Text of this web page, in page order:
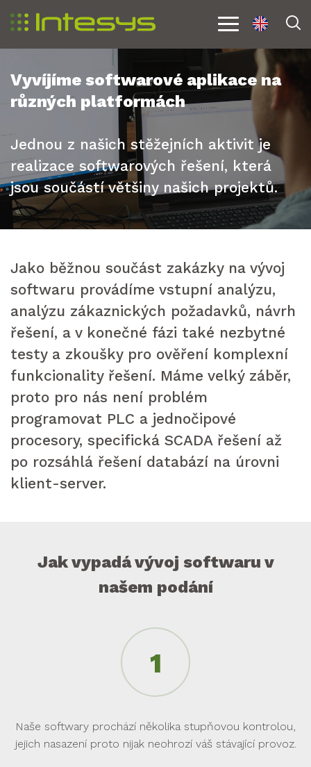
Menu
Vyvíjíme softwarové aplikace na
různých platformách
Jednou z našich stěžejních aktivit je
realizace softwarových řešení, která
jsou součástí většiny našich projektů.
Jako běžnou součást zakázky na vývoj
softwaru provádíme vstupní analýzu,
analýzu zákaznických požadavků, návrh
řešení, a v konečné fázi také nezbytné
testy a zkoušky pro ověření komplexní
funkcionality řešení. Máme velký záběr,
proto pro nás není problém
programovat PLC a jednočipové
procesory, specifická SCADA řešení až
po rozsáhlá řešení databází na úrovni
klient-server.
Jak vypadá vývoj softwaru v
našem podání
Naše softwary prochází několika stupňovou kontrolou,
jejich nasazení proto nijak neohrozí váš stávající provoz.